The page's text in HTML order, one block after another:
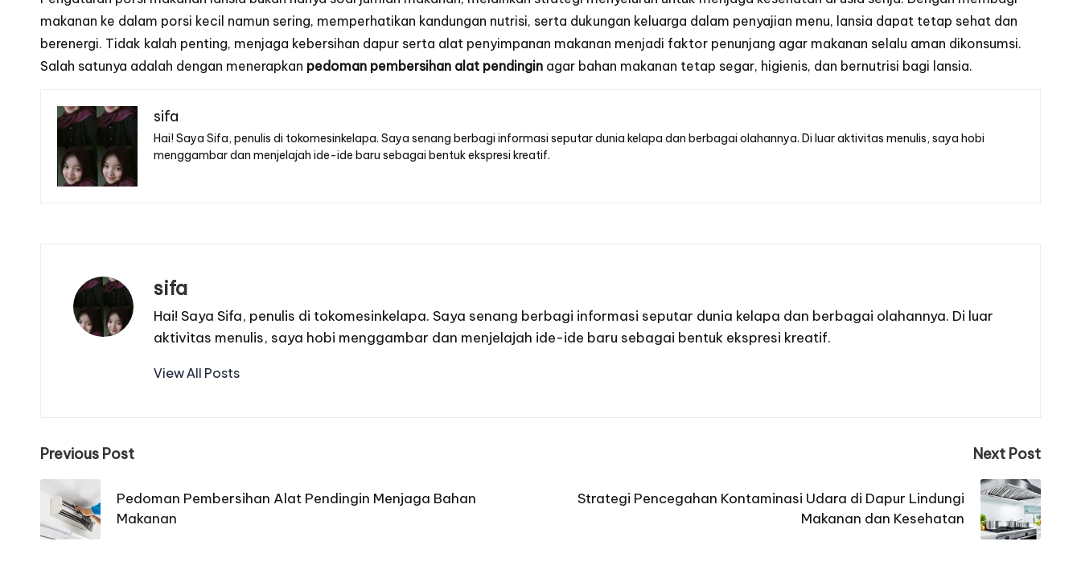
makanan ke dalam porsi kecil namun sering, memperhatikan kandungan nutrisi, serta dukungan keluarga dalam penyajian menu, lansia dapat tetap sehat dan
berenergi. Tidak kalah penting, menjaga kebersihan dapur serta alat penyimpanan makanan menjadi faktor penunjang agar makanan selalu aman dikonsumsi.
Salah satunya adalah dengan menerapkan pedoman pembersihan alat pendingin agar bahan makanan tetap segar, higienis, dan bernutrisi bagi lansia.
sifa
Hai! Saya Sifa, penulis di tokomesinkelapa. Saya senang berbagi informasi seputar dunia kelapa dan berbagai olahannya. Di luar aktivitas menulis, saya hobi
menggambar dan menjelajah ide-ide baru sebagai bentuk ekspresi kreatif.
sifa
Hai! Saya Sifa, penulis di tokomesinkelapa. Saya senang berbagi informasi seputar dunia kelapa dan berbagai olahannya. Di luar
aktivitas menulis, saya hobi menggambar dan menjelajah ide-ide baru sebagai bentuk ekspresi kreatif.
View All Posts
Post
navigation
Previous Post
Pedoman Pembersihan Alat Pendingin Menjaga Bahan
Makanan
Next Post
Strategi Pencegahan Kontaminasi Udara di Dapur Lindungi
Makanan dan Kesehatan